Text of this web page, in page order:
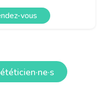
vous